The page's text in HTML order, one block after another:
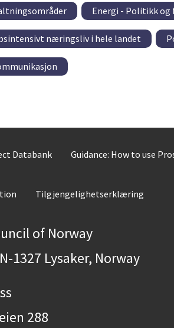
Energi - Politikk
næringsliv i hele landet
Databank Guidance: How to use
Tilgjengelighetserklæring
of Norway
1327 Lysaker, Norway
288